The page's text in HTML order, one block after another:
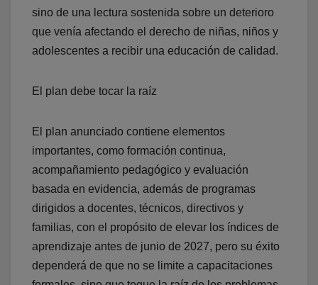
sino de una lectura sostenida sobre un deterioro
que venía afectando el derecho de niñas, niños y
adolescentes a recibir una educación de calidad.
El plan debe tocar la raíz
El plan anunciado contiene elementos
importantes, como formación continua,
acompañamiento pedagógico y evaluación
basada en evidencia, además de programas
dirigidos a docentes, técnicos, directivos y
familias, con el propósito de elevar los índices de
aprendizaje antes de junio de 2027, pero su éxito
dependerá de que no se limite a capacitaciones